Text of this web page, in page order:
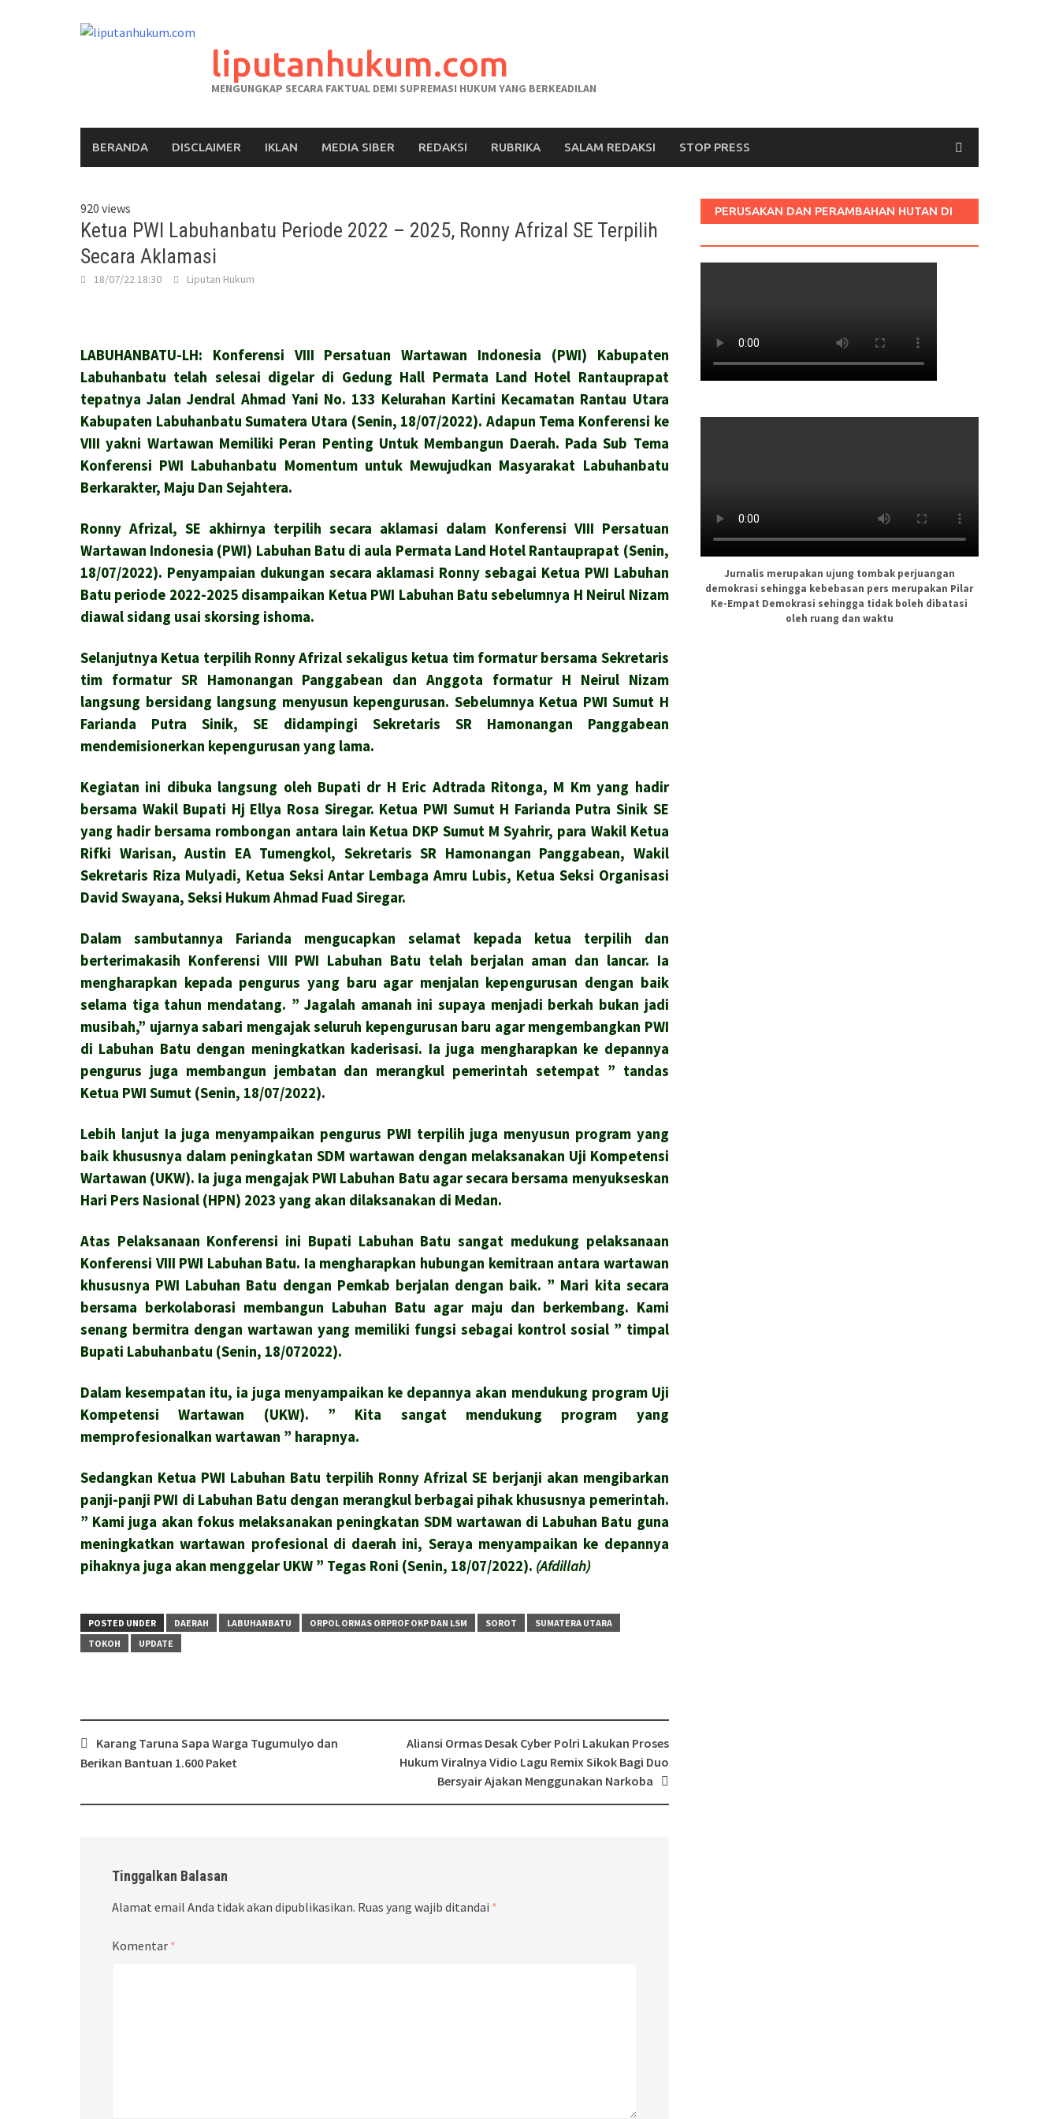
liputanhukum.com
MENGUNGKAP SECARA FAKTUAL DEMI SUPREMASI HUKUM YANG BERKEADILAN
BERANDA DISCLAIMER IKLAN MEDIA SIBER REDAKSI RUBRIKA SALAM REDAKSI STOP PRESS
920 views
Ketua PWI Labuhanbatu Periode 2022 – 2025, Ronny Afrizal SE Terpilih
Secara Aklamasi
18/07/22 18:30 Liputan Hukum
LABUHANBATU-LH: Konferensi VIII Persatuan Wartawan Indonesia (PWI) Kabupaten
Labuhanbatu telah selesai digelar di Gedung Hall Permata Land Hotel Rantauprapat
tepatnya Jalan Jendral Ahmad Yani No. 133 Kelurahan Kartini Kecamatan Rantau Utara
Kabupaten Labuhanbatu Sumatera Utara (Senin, 18/07/2022). Adapun Tema Konferensi ke
VIII yakni Wartawan Memiliki Peran Penting Untuk Membangun Daerah. Pada Sub Tema
Konferensi PWI Labuhanbatu Momentum untuk Mewujudkan Masyarakat Labuhanbatu
Berkarakter, Maju Dan Sejahtera.
Ronny Afrizal, SE akhirnya terpilih secara aklamasi dalam Konferensi VIII Persatuan
Wartawan Indonesia (PWI) Labuhan Batu di aula Permata Land Hotel Rantauprapat (Senin,
18/07/2022). Penyampaian dukungan secara aklamasi Ronny sebagai Ketua PWI Labuhan
Batu periode 2022-2025 disampaikan Ketua PWI Labuhan Batu sebelumnya H Neirul Nizam
diawal sidang usai skorsing ishoma.
Selanjutnya Ketua terpilih Ronny Afrizal sekaligus ketua tim formatur bersama Sekretaris
tim formatur SR Hamonangan Panggabean dan Anggota formatur H Neirul Nizam
langsung bersidang langsung menyusun kepengurusan. Sebelumnya Ketua PWI Sumut H
Farianda Putra Sinik, SE didampingi Sekretaris SR Hamonangan Panggabean
mendemisionerkan kepengurusan yang lama.
Kegiatan ini dibuka langsung oleh Bupati dr H Eric Adtrada Ritonga, M Km yang hadir
bersama Wakil Bupati Hj Ellya Rosa Siregar. Ketua PWI Sumut H Farianda Putra Sinik SE
yang hadir bersama rombongan antara lain Ketua DKP Sumut M Syahrir, para Wakil Ketua
Rifki Warisan, Austin EA Tumengkol, Sekretaris SR Hamonangan Panggabean, Wakil
Sekretaris Riza Mulyadi, Ketua Seksi Antar Lembaga Amru Lubis, Ketua Seksi Organisasi
David Swayana, Seksi Hukum Ahmad Fuad Siregar.
Dalam sambutannya Farianda mengucapkan selamat kepada ketua terpilih dan
berterimakasih Konferensi VIII PWI Labuhan Batu telah berjalan aman dan lancar. Ia
mengharapkan kepada pengurus yang baru agar menjalan kepengurusan dengan baik
selama tiga tahun mendatang. ” Jagalah amanah ini supaya menjadi berkah bukan jadi
musibah,” ujarnya sabari mengajak seluruh kepengurusan baru agar mengembangkan PWI
di Labuhan Batu dengan meningkatkan kaderisasi. Ia juga mengharapkan ke depannya
pengurus juga membangun jembatan dan merangkul pemerintah setempat ” tandas
Ketua PWI Sumut (Senin, 18/07/2022).
Lebih lanjut Ia juga menyampaikan pengurus PWI terpilih juga menyusun program yang
baik khususnya dalam peningkatan SDM wartawan dengan melaksanakan Uji Kompetensi
Wartawan (UKW). Ia juga mengajak PWI Labuhan Batu agar secara bersama menyukseskan
Hari Pers Nasional (HPN) 2023 yang akan dilaksanakan di Medan.
Atas Pelaksanaan Konferensi ini Bupati Labuhan Batu sangat medukung pelaksanaan
Konferensi VIII PWI Labuhan Batu. Ia mengharapkan hubungan kemitraan antara wartawan
khususnya PWI Labuhan Batu dengan Pemkab berjalan dengan baik. ” Mari kita secara
bersama berkolaborasi membangun Labuhan Batu agar maju dan berkembang. Kami
senang bermitra dengan wartawan yang memiliki fungsi sebagai kontrol sosial ” timpal
Bupati Labuhanbatu (Senin, 18/072022).
Dalam kesempatan itu, ia juga menyampaikan ke depannya akan mendukung program Uji
Kompetensi Wartawan (UKW). ” Kita sangat mendukung program yang
memprofesionalkan wartawan ” harapnya.
Sedangkan Ketua PWI Labuhan Batu terpilih Ronny Afrizal SE berjanji akan mengibarkan
panji-panji PWI di Labuhan Batu dengan merangkul berbagai pihak khususnya pemerintah.
” Kami juga akan fokus melaksanakan peningkatan SDM wartawan di Labuhan Batu guna
meningkatkan wartawan profesional di daerah ini, Seraya menyampaikan ke depannya
pihaknya juga akan menggelar UKW ” Tegas Roni (Senin, 18/07/2022). (Afdillah)
POSTED UNDER DAERAH LABUHANBATU ORPOL ORMAS ORPROF OKP DAN LSM SOROT
SUMATERA UTARA
TOKOH
UPDATE
Post
navigation
Karang Taruna Sapa Warga Tugumulyo dan
Berikan Bantuan 1.600 Paket
Aliansi Ormas Desak Cyber Polri Lakukan Proses
Hukum Viralnya Vidio Lagu Remix Sikok Bagi Duo
Bersyair Ajakan Menggunakan Narkoba
Tinggalkan Balasan
Alamat email Anda tidak akan dipublikasikan. Ruas yang wajib ditandai *
Komentar *
PERUSAKAN DAN PERAMBAHAN HUTAN DI
Jurnalis merupakan ujung tombak perjuangan
demokrasi sehingga kebebasan pers merupakan Pilar
Ke-Empat Demokrasi sehingga tidak boleh dibatasi
oleh ruang dan waktu